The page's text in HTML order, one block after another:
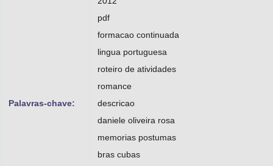
Palavras-chave:
pdf
formacao continuada
lingua portuguesa
roteiro de atividades
romance
descricao
daniele oliveira rosa
memorias postumas
bras cubas